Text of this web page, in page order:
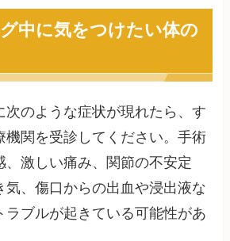
中に気をつけたい体の
次のような症状が現れたら、す
機関を受診してください。手術
、激しい痛み、関節の不安定
気、傷口からの出血や浸出液な
ラブルが起きている可能性があ